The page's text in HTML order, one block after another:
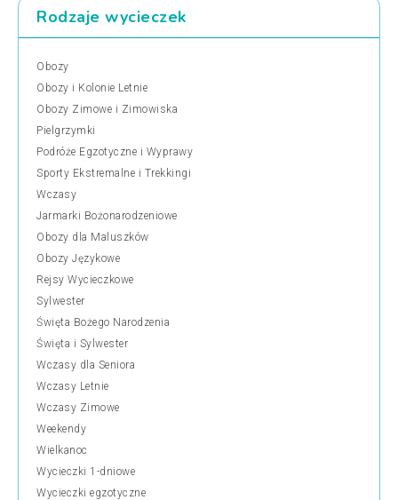
Rodzaje wycieczek
Obozy
Obozy i Kolonie Letnie
Obozy Zimowe i Zimowiska
Pielgrzymki
Podróże Egzotyczne i Wyprawy
Sporty Ekstremalne i Trekkingi
Wczasy
Jarmarki Bożonarodzeniowe
Obozy dla Maluszków
Obozy Językowe
Rejsy Wycieczkowe
Sylwester
Święta Bożego Narodzenia
Święta i Sylwester
Wczasy dla Seniora
Wczasy Letnie
Wczasy Zimowe
Weekendy
Wielkanoc
Wycieczki 1-dniowe
Wycieczki egzotyczne